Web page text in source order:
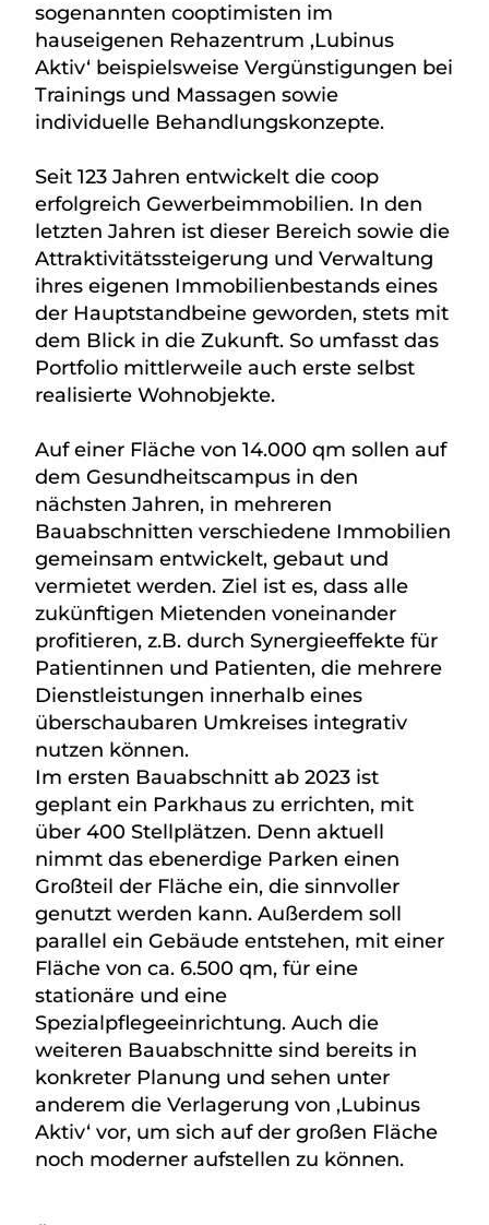
sogenannten cooptimisten im
hauseigenen Rehazentrum ‚Lubinus
Aktiv‘ beispielsweise Vergünstigungen bei
Trainings und Massagen sowie
individuelle Behandlungskonzepte.
Seit 123 Jahren entwickelt die coop
erfolgreich Gewerbeimmobilien. In den
letzten Jahren ist dieser Bereich sowie die
Attraktivitätssteigerung und Verwaltung
ihres eigenen Immobilienbestands eines
der Hauptstandbeine geworden, stets mit
dem Blick in die Zukunft. So umfasst das
Portfolio mittlerweile auch erste selbst
realisierte Wohnobjekte.
Auf einer Fläche von 14.000 qm sollen auf
dem Gesundheitscampus in den
nächsten Jahren, in mehreren
Bauabschnitten verschiedene Immobilien
gemeinsam entwickelt, gebaut und
vermietet werden. Ziel ist es, dass alle
zukünftigen Mietenden voneinander
profitieren, z.B. durch Synergieeffekte für
Patientinnen und Patienten, die mehrere
Dienstleistungen innerhalb eines
überschaubaren Umkreises integrativ
nutzen können.
Im ersten Bauabschnitt ab 2023 ist
geplant ein Parkhaus zu errichten, mit
über 400 Stellplätzen. Denn aktuell
nimmt das ebenerdige Parken einen
Großteil der Fläche ein, die sinnvoller
genutzt werden kann. Außerdem soll
parallel ein Gebäude entstehen, mit einer
Fläche von ca. 6.500 qm, für eine
stationäre und eine
Spezialpflegeeinrichtung. Auch die
weiteren Bauabschnitte sind bereits in
konkreter Planung und sehen unter
anderem die Verlagerung von ‚Lubinus
Aktiv‘ vor, um sich auf der großen Fläche
noch moderner aufstellen zu können.